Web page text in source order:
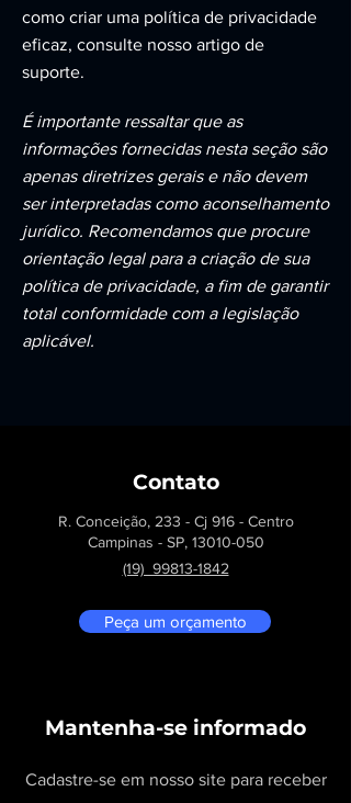
como criar uma política de privacidade
eficaz, consulte nosso artigo de
suporte.
É importante ressaltar que as
informações fornecidas nesta seção são
apenas diretrizes gerais e não devem
ser interpretadas como aconselhamento
jurídico. Recomendamos que procure
orientação legal para a criação de sua
política de privacidade, a fim de garantir
total conformidade com a legislação
aplicável.
Contato
R. Conceição, 233 - Cj 916 - Centro
Campinas - SP, 13010-050
(19) 99813-1842
Peça um orçamento
Mantenha-se informado
Cadastre-se em nosso site para receber